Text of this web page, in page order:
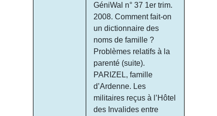
GéniWal n° 37 1er trim.
2008. Comment fait-on
un dictionnaire des
noms de famille ?
Problèmes relatifs à la
parenté (suite).
PARIZEL, famille
d’Ardenne. Les
militaires reçus à l’Hôtel
des Invalides entre